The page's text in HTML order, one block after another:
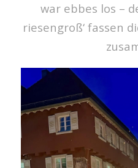
war ebbes los –
riesengroß‘ fassen